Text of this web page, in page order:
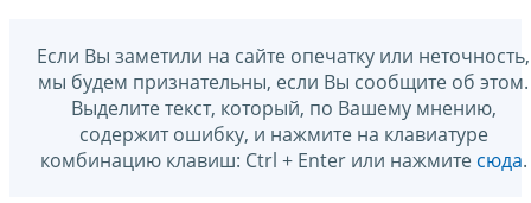
Если Вы заметили на сайте опечатку или неточность,
мы будем признательны, если Вы сообщите об этом.
Выделите текст, который, по Вашему мнению,
содержит ошибку, и нажмите на клавиатуре
комбинацию клавиш: Ctrl + Enter или нажмите сюда.